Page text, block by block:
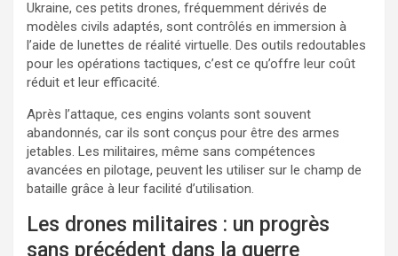
Ukraine, ces petits drones, fréquemment dérivés de
modèles civils adaptés, sont contrôlés en immersion à
l’aide de lunettes de réalité virtuelle. Des outils redoutables
pour les opérations tactiques, c’est ce qu’offre leur coût
réduit et leur efficacité.
Après l’attaque, ces engins volants sont souvent
abandonnés, car ils sont conçus pour être des armes
jetables. Les militaires, même sans compétences
avancées en pilotage, peuvent les utiliser sur le champ de
bataille grâce à leur facilité d’utilisation.
Les drones militaires : un progrès
sans précédent dans la guerre